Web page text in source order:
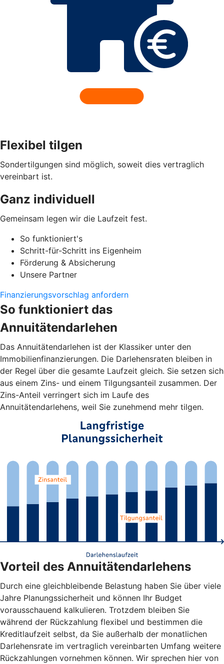
Flexibel tilgen
Sondertilgungen sind möglich, soweit dies vertraglich
vereinbart ist.
Ganz individuell
Gemeinsam legen wir die Laufzeit fest.
So funktioniert's
Schritt-für-Schritt ins Eigenheim
Förderung & Absicherung
Unsere Partner
Finanzierungsvorschlag anfordern
So funktioniert das
Annuitätendarlehen
Das Annuitätendarlehen ist der Klassiker unter den
Immobilienfinanzierungen. Die Darlehensraten bleiben in
der Regel über die gesamte Laufzeit gleich. Sie setzen sich
aus einem Zins- und einem Tilgungsanteil zusammen. Der
Zins-Anteil verringert sich im Laufe des
Annuitätendarlehens, weil Sie zunehmend mehr tilgen.
Vorteil des Annuitätendarlehens
Durch eine gleichbleibende Belastung haben Sie über viele
Jahre Planungssicherheit und können Ihr Budget
vorausschauend kalkulieren. Trotzdem bleiben Sie
während der Rückzahlung flexibel und bestimmen die
Kreditlaufzeit selbst, da Sie außerhalb der monatlichen
Darlehensrate im vertraglich vereinbarten Umfang weitere
Rückzahlungen vornehmen können. Wir sprechen hier von